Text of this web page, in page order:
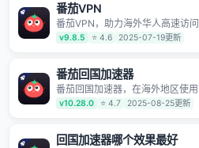
TV、西瓜视频、QQ音乐、网易云
等主流网站应用解除限制，带你
有上百万用户，用户整体好评95%
服支持，保障你的使用体验。
番茄VPN
番茄VPN，助力海外华人高速访
国内各直播平台,解决国内视频、
速海量国服游戏，超低延迟稳定不
v9.8.5 ⭐ 4.6 2025-07-19更新
番茄回国加速器
番茄回国加速器，在海外地区使
区版权限制/网络IP屏蔽,缓冲卡顿
哩哔哩专用回国VPN,可加速解决
7*24小时服务。
v10.28.0 ⭐ 4.7 2025-08-25更新
回国加速器哪个效果最好